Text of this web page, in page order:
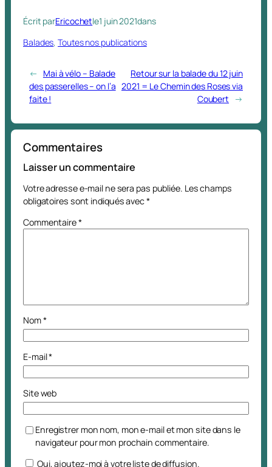
Écrit parEricochetle1 juin 2021dans
Balades, Toutes nos publications
←
Mai à vélo – Balade
des passerelles – on l’a
faite !
Retour sur la balade du 12 juin
2021 = Le Chemin des Roses via
Coubert
→
Commentaires
Laisser un commentaire
Votre adresse e-mail ne sera pas publiée. Les champs
obligatoires sont indiqués avec*
Commentaire*
Nom*
E-mail*
Site web
Enregistrer mon nom, mon e-mail et mon site dans le
navigateur pour mon prochain commentaire.
Oui, ajoutez-moi à votre liste de diffusion.